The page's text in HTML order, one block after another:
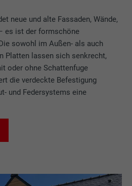
neue und alte Fassaden, Wände,
es ist der formschöne
sowohl im Außen- als auch
Platten lassen sich senkrecht,
oder ohne Schattenfuge
die verdeckte Befestigung
und Federsystems eine